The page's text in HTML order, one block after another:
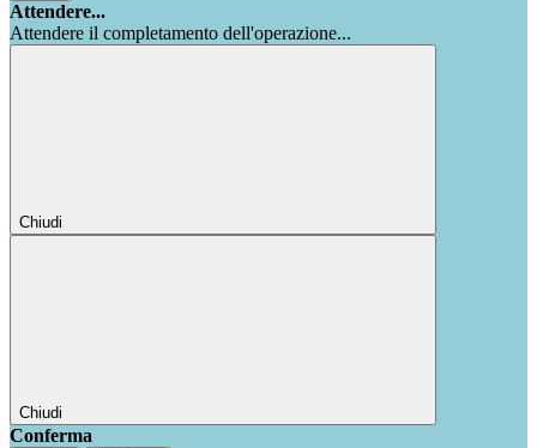
Attendere...
Attendere il completamento dell'operazione...
Chiudi
Chiudi
Conferma